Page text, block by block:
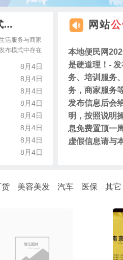
…
活服务与商家
布模式中存在
8月4日
8月4日
8月4日
8月4日
8月4日
8月4日
8月4日
8月4日
网站
本地便民网
是硬道理！-
务、培训服务
务，商家服务
发布信息后会
明，按照说明
息免费置顶一
虚假信息请与
货 美容美发 汽车 医保 其它